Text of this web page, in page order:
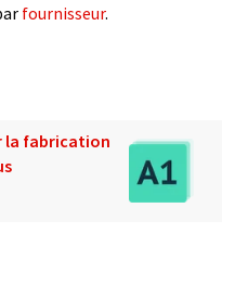
fournisseur.
la fabrication